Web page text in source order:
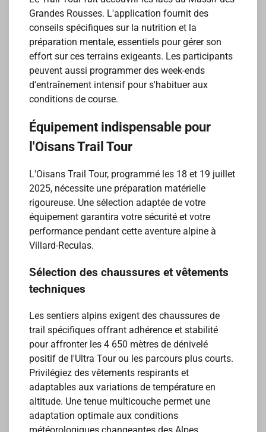
Grandes Rousses. L'application fournit des
conseils spécifiques sur la nutrition et la
préparation mentale, essentiels pour gérer son
effort sur ces terrains exigeants. Les participants
peuvent aussi programmer des week-ends
d'entraînement intensif pour s'habituer aux
conditions de course.
Équipement indispensable pour
l'Oisans Trail Tour
L'Oisans Trail Tour, programmé les 18 et 19 juillet
2025, nécessite une préparation matérielle
rigoureuse. Une sélection adaptée de votre
équipement garantira votre sécurité et votre
performance pendant cette aventure alpine à
Villard-Reculas.
Sélection des chaussures et vêtements
techniques
Les sentiers alpins exigent des chaussures de
trail spécifiques offrant adhérence et stabilité
pour affronter les 4 650 mètres de dénivelé
positif de l'Ultra Tour ou les parcours plus courts.
Privilégiez des vêtements respirants et
adaptables aux variations de température en
altitude. Une tenue multicouche permet une
adaptation optimale aux conditions
météorologiques changeantes des Alpes.